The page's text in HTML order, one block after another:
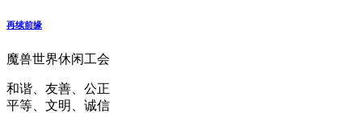
再续前缘
魔兽世界休闲工会
和谐、友善、公正
平等、文明、诚信